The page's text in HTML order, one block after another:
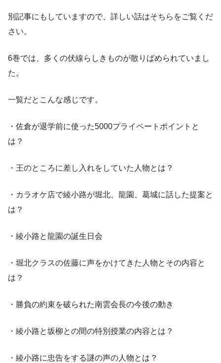
別記事にもしていますので、詳しい話はそちらをご覧くだ
さい。
6巻では、多くの伏線らしきものが散りばめられていまし
た。
一覧だとこんな感じです。
・佐倉が退学前に使った5000プライペートポイントと
は？
・王のところに差し入れをしていた人物とは？
・カラオケ店で綾小路が堀北、龍園、葛城に話した提案と
は？
・綾小路と龍園の誕生日会
・堀北クラスの佐藤に声をかけてきた人物とその内容と
は？
・勝負の約束を破られた南雲会長の今後の動き
・綾小路と坂柳との間の特別授業の内容とは？
・綾小路に忠告をする謎の声の人物とは？